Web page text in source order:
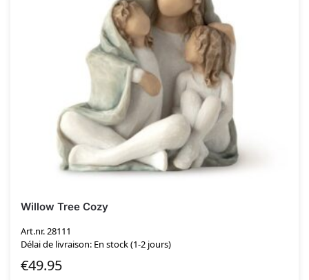
Willow Tree Cozy
Art.nr. 28111
Délai de livraison: En stock (1-2 jours)
€49.95